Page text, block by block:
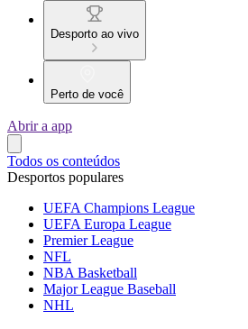
Desporto ao vivo
Perto de você
Abrir a app
Todos os conteúdos
Desportos populares
UEFA Champions League
UEFA Europa League
Premier League
NFL
NBA Basketball
Major League Baseball
NHL